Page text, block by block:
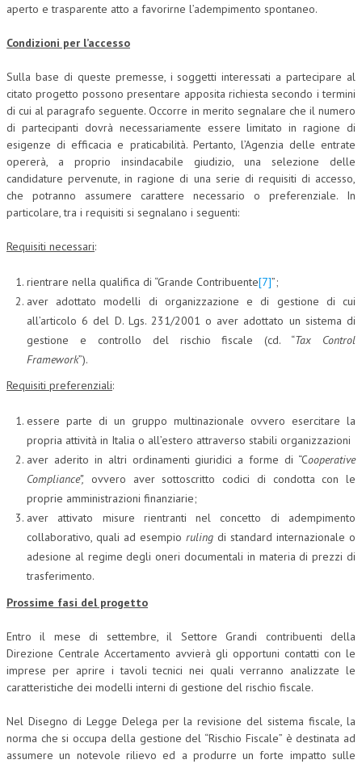
aperto e trasparente atto a favorirne l’adempimento spontaneo.
Condizioni per l’accesso
Sulla base di queste premesse, i soggetti interessati a partecipare al
citato progetto possono presentare apposita richiesta secondo i termini
di cui al paragrafo seguente. Occorre in merito segnalare che il numero
di partecipanti dovrà necessariamente essere limitato in ragione di
esigenze di efficacia e praticabilità. Pertanto, l’Agenzia delle entrate
opererà, a proprio insindacabile giudizio, una selezione delle
candidature pervenute, in ragione di una serie di requisiti di accesso,
che potranno assumere carattere necessario o preferenziale. In
particolare, tra i requisiti si segnalano i seguenti:
Requisiti necessari:
rientrare nella qualifica di “Grande Contribuente[7]”;
aver adottato modelli di organizzazione e di gestione di cui
all’articolo 6 del D. Lgs. 231/2001 o aver adottato un sistema di
gestione e controllo del rischio fiscale (cd. “Tax Control
Framework”).
Requisiti preferenziali:
essere parte di un gruppo multinazionale ovvero esercitare la
propria attività in Italia o all’estero attraverso stabili organizzazioni
aver aderito in altri ordinamenti giuridici a forme di “Cooperative
Compliance”, ovvero aver sottoscritto codici di condotta con le
proprie amministrazioni finanziarie;
aver attivato misure rientranti nel concetto di adempimento
collaborativo, quali ad esempio ruling di standard internazionale o
adesione al regime degli oneri documentali in materia di prezzi di
trasferimento.
Prossime fasi del progetto
Entro il mese di settembre, il Settore Grandi contribuenti della
Direzione Centrale Accertamento avvierà gli opportuni contatti con le
imprese per aprire i tavoli tecnici nei quali verranno analizzate le
caratteristiche dei modelli interni di gestione del rischio fiscale.
Nel Disegno di Legge Delega per la revisione del sistema fiscale, la
norma che si occupa della gestione del “Rischio Fiscale” è destinata ad
assumere un notevole rilievo ed a produrre un forte impatto sulle